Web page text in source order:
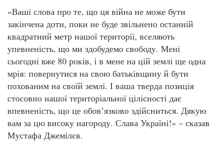
«Ваші слова про те, що ця війна не може бути
закінчена доти, поки не буде звільнено останній
квадратний метр нашої території, вселяють
упевненість, що ми здобудемо свободу. Мені
сьогодні вже 80 років, і в мене на цій землі ще одна
мрія: повернутися на свою батьківщину й бути
похованим на своїй землі. І ваша тверда позиція
стосовно нашої територіальної цілісності дає
впевненість, що це обов’язково здійсниться. Дякую
вам за цю високу нагороду. Слава Україні!» – сказав
Мустафа Джемілєв.